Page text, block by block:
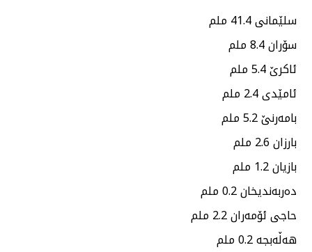
سلێمانی 41.4 ملم
سۆران 8.4 ملم
ئاكرێ 5.4 ملم
ئامێدی 2.4 ملم
بامەرنێ 5.2 ملم
بارزان 2.6 ملم
بازیان 1.2 ملم
دەربەندیخان 0.2 ملم
حاجی ئۆمەران 2.2 ملم
هەڵەبجە 0.2 ملم